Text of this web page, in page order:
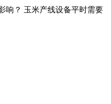
响？ 玉米产线设备平时需要